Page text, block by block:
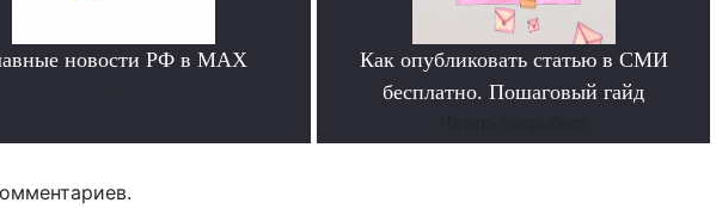
новости РФ в MAX
Как опубликовать статью в СМИ
бесплатно. Пошаговый гайд